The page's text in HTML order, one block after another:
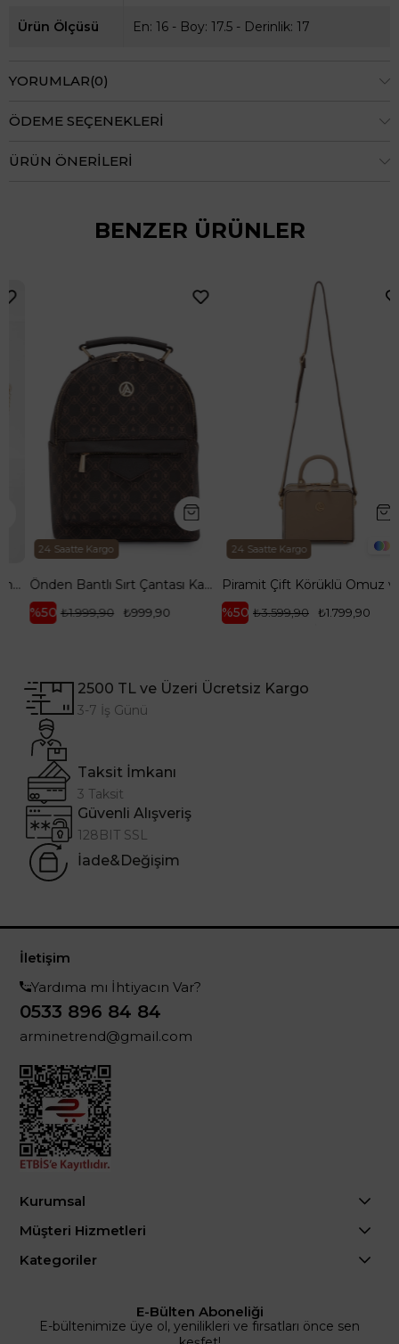
Ürün Ölçüsü En: 16 - Boy: 17.5 - Derinlik: 17
YORUMLAR(0)
ÖDEME SEÇENEKLERI
ÜRÜN ÖNERILERI
BENZER ÜRÜNLER
24 Saatte Kargo
Önden Bantlı Sırt Çantası Kahverengi ARM 165
%50
₺999,90
₺1.999,90
2
24 Saatte Kargo
Piramit Çift Körüklü Omuz ve El Çantası Bej ARM168
%50
₺1.799,90
₺3.599,90
2500 TL ve Üzeri Ücretsiz Kargo
3-7 İş Günü
Taksit İmkanı
3 Taksit
Güvenli Alışveriş
128BIT SSL
İade&Değişim
İletişim
Yardıma mı İhtiyacın Var?
0533 896 84 84
arminetrend@gmail.com
Kurumsal
Müşteri Hizmetleri
Kategoriler
E-Bülten Aboneliği
E-bültenimize üye ol, yenilikleri ve fırsatları önce sen